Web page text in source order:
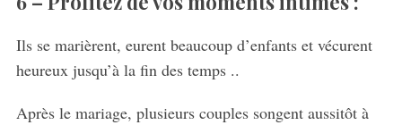
Ils se marièrent, eurent beaucoup d’enfants et vécurent
heureux jusqu’à la fin des temps ..
Après le mariage, plusieurs couples songent aussitôt à